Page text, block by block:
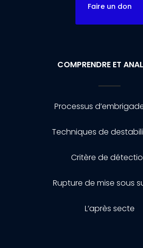
Faire un don
COMPRENDRE ET
Processus
Techniques de
Critère de
Rupture de mise sous
L’après secte